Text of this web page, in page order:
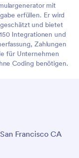
mit
erfüllen. Er wird
und bietet
Integrationen und
Zahlungen
für Unternehmen
Coding benötigen.
Francisco CA